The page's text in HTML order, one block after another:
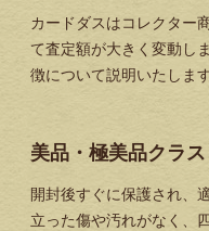
カードダスはコレクター
て査定額が大きく変動し
徴について説明いたします
美品・極美品クラス
開封後すぐに保護され、
立った傷や汚れがなく、